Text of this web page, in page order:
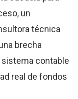
un
técnica
brecha
contable
real de fondos